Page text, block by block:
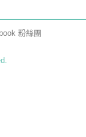
粉絲團